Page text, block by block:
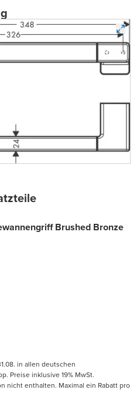
Brushed Bronze
in allen deutschen
Preise inklusive 19% MwSt.
nicht enthalten. Maximal ein Rabatt pro